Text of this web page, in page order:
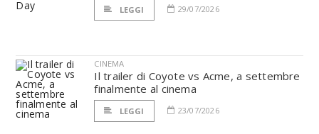
LEGGI 29/07/2026
CINEMA
Il trailer di Coyote vs Acme, a settembre
finalmente al cinema
LEGGI 23/07/2026